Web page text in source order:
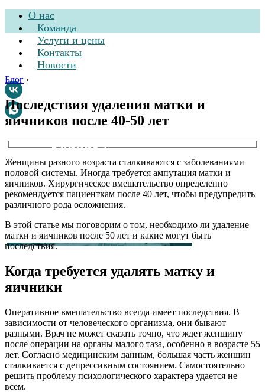
О нас
Команда
Услуги и цены
Контакты
Новости
Стоматологическая
клиника
Блог ›
Последствия удаления матки и
яичников после 40-50 лет
Женщины разного возраста сталкиваются с заболеваниями
половой системы. Иногда требуется ампутация матки и
яичников. Хирургическое вмешательство определенно
рекомендуется пациенткам после 40 лет, чтобы предупредить
различного рода осложнения.
В этой статье мы поговорим о том, необходимо ли удаление
матки и яичников после 50 лет и какие могут быть
последствия.
Когда требуется удалять матку и
яичники
Оперативное вмешательство всегда имеет последствия. В
зависимости от человеческого организма, они бывают
разными. Врач не может сказать точно, что ждет женщину
после операции на органы малого таза, особенно в возрасте 55
лет. Согласно медицинским данным, большая часть женщин
сталкивается с депрессивным состоянием. Самостоятельно
решить проблему психологического характера удается не
всем.